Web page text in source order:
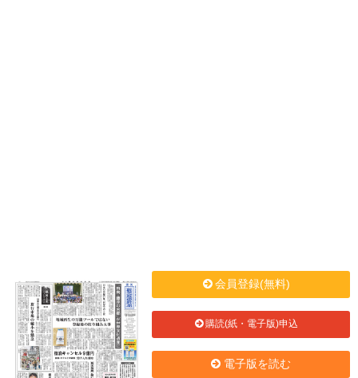
会員登録(無料)
購読(紙・電子版)申込
電子版を読む